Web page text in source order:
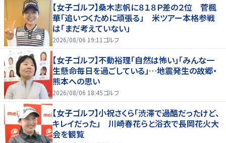
【女子ゴルフ】桑木志帆に８１８Ｐ差の２位 菅楓
華「追いつくために頑張る」 米ツアー本格参戦
は「まだ考えていない」
2026/08/06 19:11 ゴルフ
【女子ゴルフ】不動裕理「自然は怖い」「みんな一
生懸命毎日を過ごしている」…地震発生の故郷・
熊本への思い
2026/08/06 18:45ゴルフ
【女子ゴルフ】小祝さくら「渋滞で過酷だったけど、
キレイだった」 川崎春花らと浴衣で長岡花火大
会を観覧